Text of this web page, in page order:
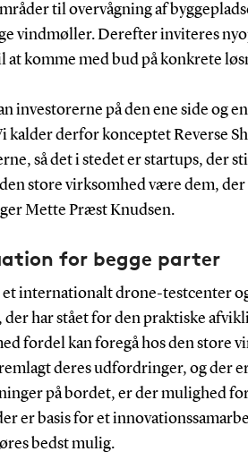
til overvågning af
vindmøller. Derefter inviteres
komme med bud på konkrete
investorerne på den ene side og
kalder derfor konceptet Reverse
så det i stedet er startups, der
store virksomhed være dem,
Mette Præst Knudsen.
for begge parter
et internationalt drone-testcenter
har stået for den praktiske
fordel kan foregå hos den store
deres udfordringer, og der
på bordet, er der mulighed
er basis for et
bedst mulig.